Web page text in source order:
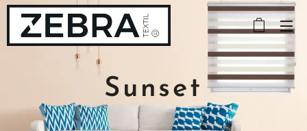
Sunset